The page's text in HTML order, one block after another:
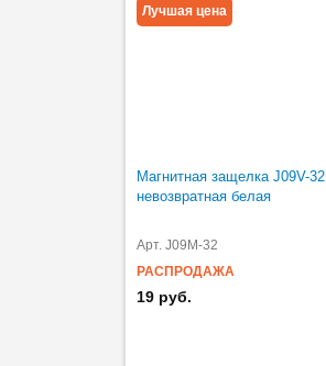
Лучшая цена
Магнитная защелка J09V-32
невозвратная белая
Арт. J09M-32
РАСПРОДАЖА
19 руб.